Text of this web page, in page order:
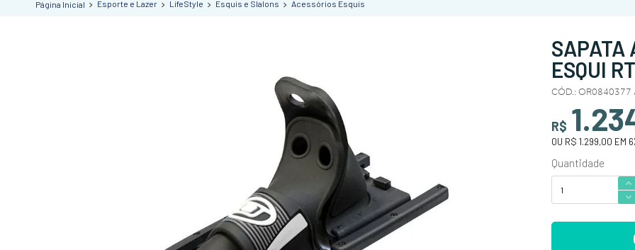
Esporte e Lazer LifeStyle Esquis e Slalons Acessórios Esquis
SAPATA
ESQUI
CÓD.: OR0840377
R$
OU R$ 1.299,00 EM 6